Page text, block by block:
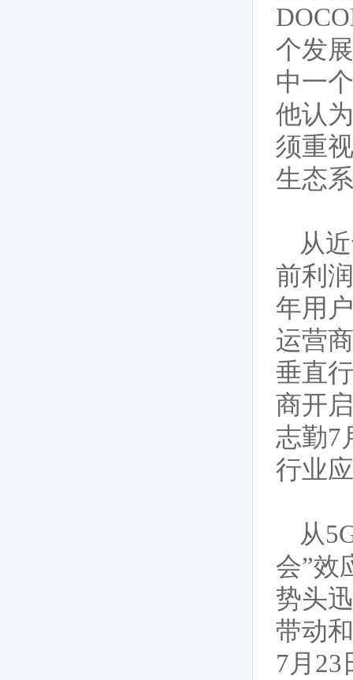
个发
中一
他认
须重
生态
从
前利
年用
运营
垂直
商开
志勤7
行业
从
会”效
势头
带动
7月23